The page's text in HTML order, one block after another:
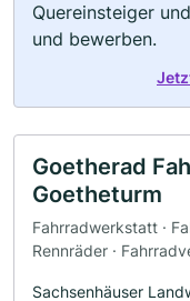
Quereinsteiger
und bewerben.
Goetherad
Goetheturm
Fahrradwerkstatt ·
Rennräder ·
Sachsenhäuser